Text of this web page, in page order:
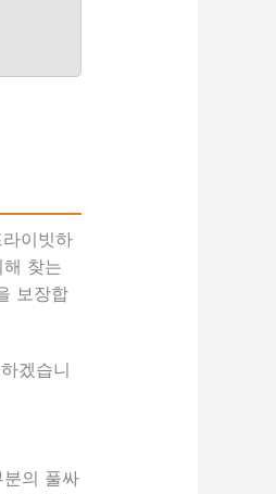
이빗하
찾는
보장합
겠습니
의 풀싸